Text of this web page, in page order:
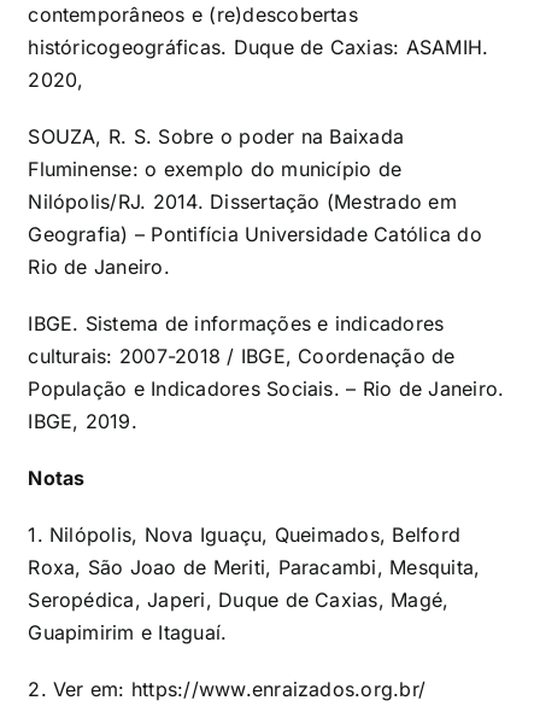
contemporâneos e (re)descobertas
históricogeográficas. Duque de Caxias: ASAMIH.
2020,
SOUZA, R. S. Sobre o poder na Baixada
Fluminense: o exemplo do município de
Nilópolis/RJ. 2014. Dissertação (Mestrado em
Geografia) – Pontifícia Universidade Católica do
Rio de Janeiro.
IBGE. Sistema de informações e indicadores
culturais: 2007-2018 / IBGE, Coordenação de
População e Indicadores Sociais. – Rio de Janeiro.
IBGE, 2019.
Notas
1. Nilópolis, Nova Iguaçu, Queimados, Belford
Roxa, São Joao de Meriti, Paracambi, Mesquita,
Seropédica, Japeri, Duque de Caxias, Magé,
Guapimirim e Itaguaí.
2. Ver em: https://www.enraizados.org.br/